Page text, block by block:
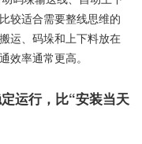
较适合需要整线思维的
运、码垛和上下料放在
效率通常更高。
运行，比“安装当天